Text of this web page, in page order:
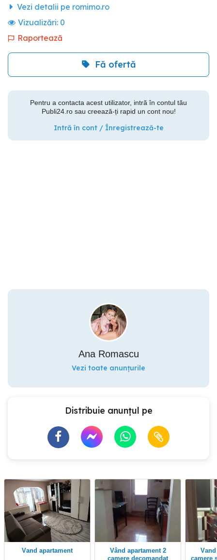
Vezi detalii pe romimo.ro
Vizualizări: 0
Raportează
Fă ofertă
Pentru a contacta acest utilizator, intră în contul tău
Publi24.ro sau creează-ți rapid un cont nou!
Intră în cont / Înregistrează-te
Ana Romascu
Vezi toate anunțurile
Distribuie anunțul pe
vand apartament
Vând apartament 2
camere decomandat
Vand apartament 2
camere